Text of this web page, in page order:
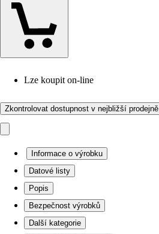
Lze koupit on-line
Zkontrolovat dostupnost v nejbližší prodejně
Informace o výrobku
Datové listy
Popis
Bezpečnost výrobků
Další kategorie